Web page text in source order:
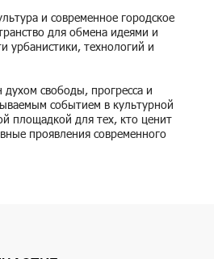
и современное городское
для обмена идеями и
урбанистики, технологий и
духом свободы, прогресса и
событием в культурной
площадкой для тех, кто ценит
проявления современного